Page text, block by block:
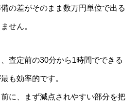
の差がそのまま数万円単位で出る
せん。
査定前の30分から1時間でできる
も効率的です。
に、まず減点されやすい部分を把